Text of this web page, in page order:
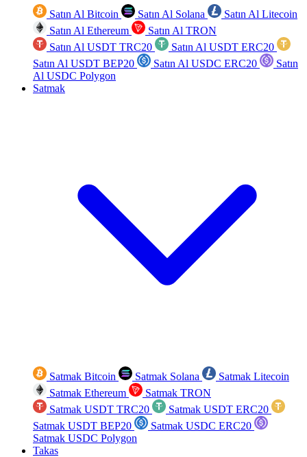
Satın Al Bitcoin Satın Al Solana
Satın Al Litecoin
Satın Al Ethereum
Satın Al TRON
Satın Al USDT TRC20
Satın Al USDT ERC20
Satın Al USDT BEP20
Satın Al USDC ERC20
Satın
Al USDC Polygon
Satmak
Satmak Bitcoin Satmak Solana
Satmak Litecoin
Satmak Ethereum
Satmak TRON
Satmak USDT TRC20
Satmak USDT ERC20
Satmak USDT BEP20
Satmak USDC ERC20
Satmak USDC Polygon
Takas